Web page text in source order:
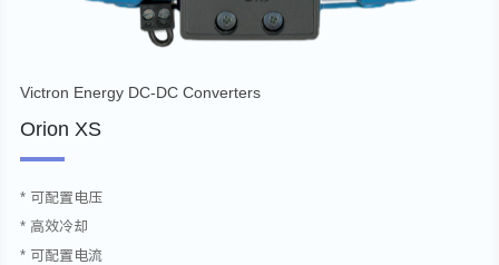
Victron Energy DC-DC Converters
Orion XS
* 可配置电压
* 高效冷却
* 可配置电流